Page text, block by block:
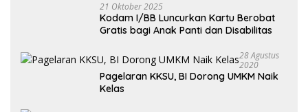
21 Oktober 2025
Kodam I/BB Luncurkan Kartu Berobat
Gratis bagi Anak Panti dan Disabilitas
28 Agustus
2020
Pagelaran KKSU, BI Dorong UMKM Naik
Kelas